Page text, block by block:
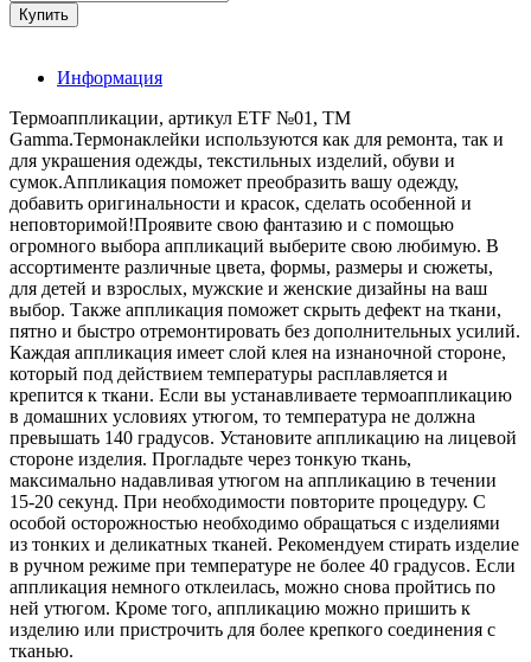
Информация
Термоаппликации, артикул ETF №01, ТМ
Gamma.Термонаклейки используются как для ремонта, так и
для украшения одежды, текстильных изделий, обуви и
сумок.Аппликация поможет преобразить вашу одежду,
добавить оригинальности и красок, сделать особенной и
неповторимой!Проявите свою фантазию и с помощью
огромного выбора аппликаций выберите свою любимую. В
ассортименте различные цвета, формы, размеры и сюжеты,
для детей и взрослых, мужские и женские дизайны на ваш
выбор. Также аппликация поможет скрыть дефект на ткани,
пятно и быстро отремонтировать без дополнительных усилий.
Каждая аппликация имеет слой клея на изнаночной стороне,
который под действием температуры расплавляется и
крепится к ткани. Если вы устанавливаете термоаппликацию
в домашних условиях утюгом, то температура не должна
превышать 140 градусов. Установите аппликацию на лицевой
стороне изделия. Прогладьте через тонкую ткань,
максимально надавливая утюгом на аппликацию в течении
15-20 секунд. При необходимости повторите процедуру. С
особой осторожностью необходимо обращаться с изделиями
из тонких и деликатных тканей. Рекомендуем стирать изделие
в ручном режиме при температуре не более 40 градусов. Если
аппликация немного отклеилась, можно снова пройтись по
ней утюгом. Кроме того, аппликацию можно пришить к
изделию или пристрочить для более крепкого соединения с
тканью.